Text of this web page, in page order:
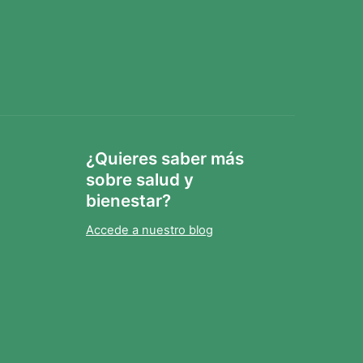
¿Quieres saber más
sobre salud y
bienestar?
Accede a nuestro blog